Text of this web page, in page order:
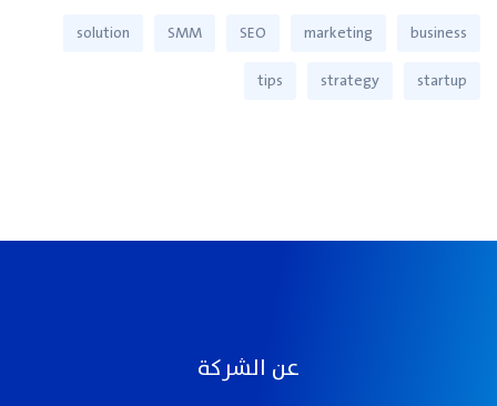
business
marketing
SEO
SMM
solution
startup
strategy
tips
عن الشركة